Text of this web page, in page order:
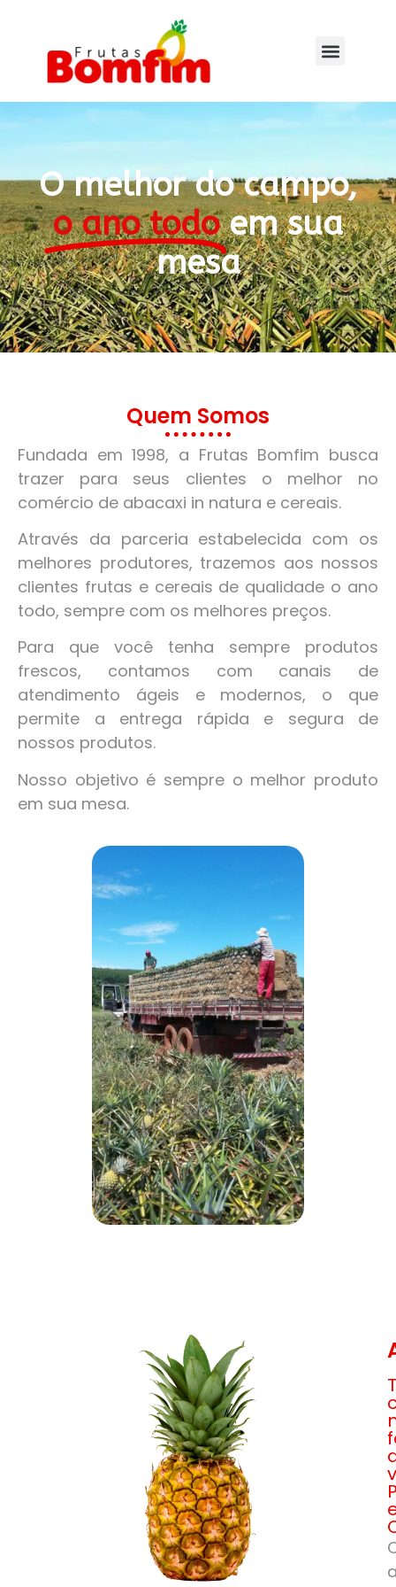
O melhor do campo,
o ano todo em sua
mesa
Quem Somos
Fundada em 1998, a Frutas Bomfim busca
trazer para seus clientes o melhor no
comércio de abacaxi in natura e cereais.
Através da parceria estabelecida com os
melhores produtores, trazemos aos nossos
clientes frutas e cereais de qualidade o ano
todo, sempre com os melhores preços.
Para que você tenha sempre produtos
frescos, contamos com canais de
atendimento ágeis e modernos, o que
permite a entrega rápida e segura de
nossos produtos.
Nosso objetivo é sempre o melhor produto
em sua mesa.